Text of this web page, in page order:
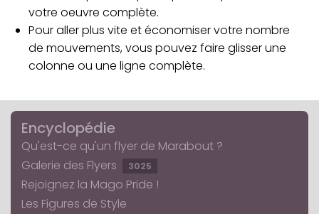
votre oeuvre complète.
Pour aller plus vite et économiser votre nombre
de mouvements, vous pouvez faire glisser une
colonne ou une ligne complète.
Encyclopédie
Qu'est-ce qu'un flyer de Marabout ?
Galerie des Flyers
3025
Rejoignez la Mago Pride !
Les Figures de Style